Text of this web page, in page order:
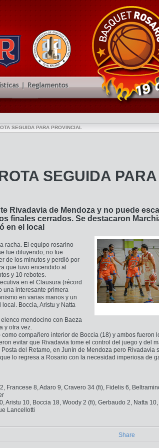
SEGUIDA PARA PROVINCIAL
SEGUIDA PARA
Rivadavia de Mendoza y no puede
finales cerrados. Se destacaron
en el local
racha. El equipo rosarino
fue diluyendo, no fue
de los minutos y perdió por
que tuvo encendido al
y 10 rebotes.
en el Clausura (récord
una interesante primera
en varias manos y un
Boccia, Aristu y Natta
mendocino con Baeza
y otra vez.
compañero interior de Boccia (18) y ambos fueron
evitar que Rivadavia tome el control del juego y del
del Retamo, en Junín de Mendoza pero Rivadavia
lo regresa a Rosario con la necesidad imperiosa de
Francese 8, Adaro 9, Cravero 34 (fi), Fidelis 6,
Aristu 10, Boccia 18, Woody 2 (fi), Gerbaudo 2, Natta
Lancellotti
Share